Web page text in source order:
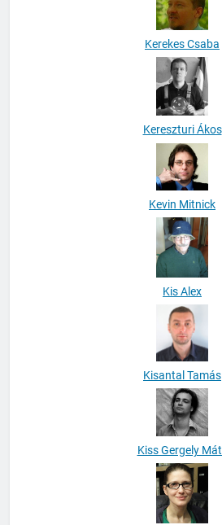
Kerekes Csaba
Kereszturi Ákos
Kevin Mitnick
Kis Alex
Kisantal Tamás
Kiss Gergely Máté